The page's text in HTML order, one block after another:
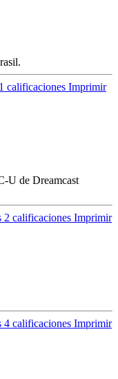
1 calificaciones Imprimir
U de Dreamcast
2 calificaciones Imprimir
4 calificaciones Imprimir